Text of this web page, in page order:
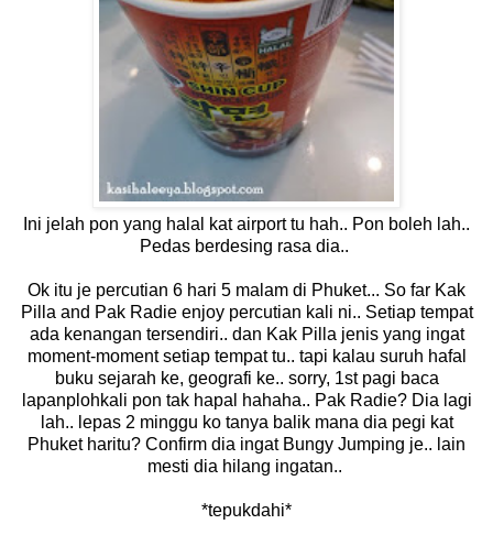
Ini jelah pon yang halal kat airport tu hah.. Pon boleh lah..
Pedas berdesing rasa dia..
Ok itu je percutian 6 hari 5 malam di Phuket... So far Kak
Pilla and Pak Radie enjoy percutian kali ni.. Setiap tempat
ada kenangan tersendiri.. dan Kak Pilla jenis yang ingat
moment-moment setiap tempat tu.. tapi kalau suruh hafal
buku sejarah ke, geografi ke.. sorry, 1st pagi baca
lapanplohkali pon tak hapal hahaha.. Pak Radie? Dia lagi
lah.. lepas 2 minggu ko tanya balik mana dia pegi kat
Phuket haritu? Confirm dia ingat Bungy Jumping je.. lain
mesti dia hilang ingatan..
*tepukdahi*